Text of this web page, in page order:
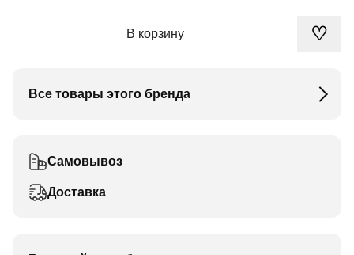
В корзину ♡
Все товары этого бренда
Самовывоз
Доставка